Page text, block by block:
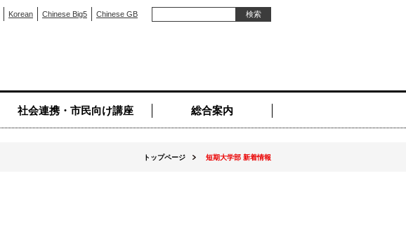
Korean Chinese Big5 Chinese GB
社会連携・市民向け講座 総合案内
トップページ 短期大学部 新着情報